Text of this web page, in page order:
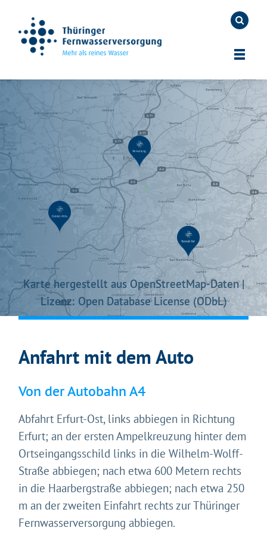
Karte hergestellt aus OpenStreetMap-Daten |
Lizenz: Open Database License (ODbL)
Anfahrt mit dem Auto
Von der Autobahn A4
Abfahrt Erfurt-Ost, links abbiegen in Richtung
Erfurt; an der ersten Ampelkreuzung hinter dem
Ortseingangsschild links in die Wilhelm-Wolff-
Straße abbiegen; nach etwa 600 Metern rechts
in die Haarbergstraße abbiegen; nach etwa 250
m an der zweiten Einfahrt rechts zur Thüringer
Fernwasserversorgung abbiegen.